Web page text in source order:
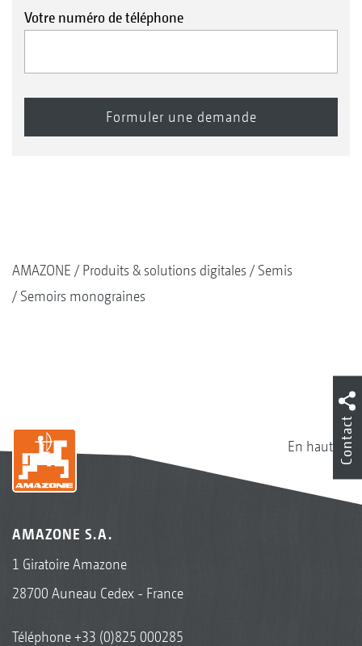
Votre numéro de téléphone
AMAZONE Produits & solutions digitales
Semis
Semoirs monograines
En haut
AMAZONE S.A.
1 Giratoire Amazone
28700 Auneau Cedex - France
Téléphone+33 (0)825 000285
Contact